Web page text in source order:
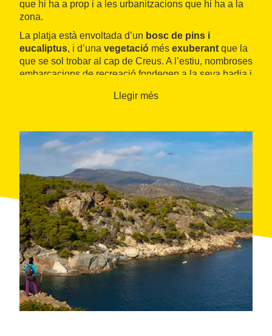
que hi ha a prop i a les urbanitzacions que hi ha a la
zona.
La platja està envoltada d’un bosc de pins i
eucaliptus, i d’una vegetació més exuberant que la
que se sol trobar al cap de Creus. A l’estiu, nombroses
embarcacions de recreació fondegen a la seva badia i
La platja té una longitud d’uns130 metres
Seguint el camí que ve de lacala Montjoies pot
visitar l’espectacularcap de Norfeu, amb un litoral
marcat per penya-segats de desenes de metres i
diverses coves. A més del bonic paisatge es poden
observar nombroses aus migratòries.
Llegir més